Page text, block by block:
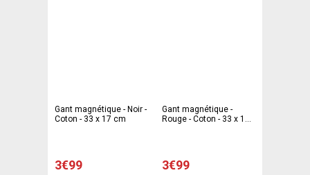
Gant magnétique - Noir -
Coton - 33 x 17 cm
3€99
Gant magnétique -
Rouge - Coton - 33 x 17
3€99